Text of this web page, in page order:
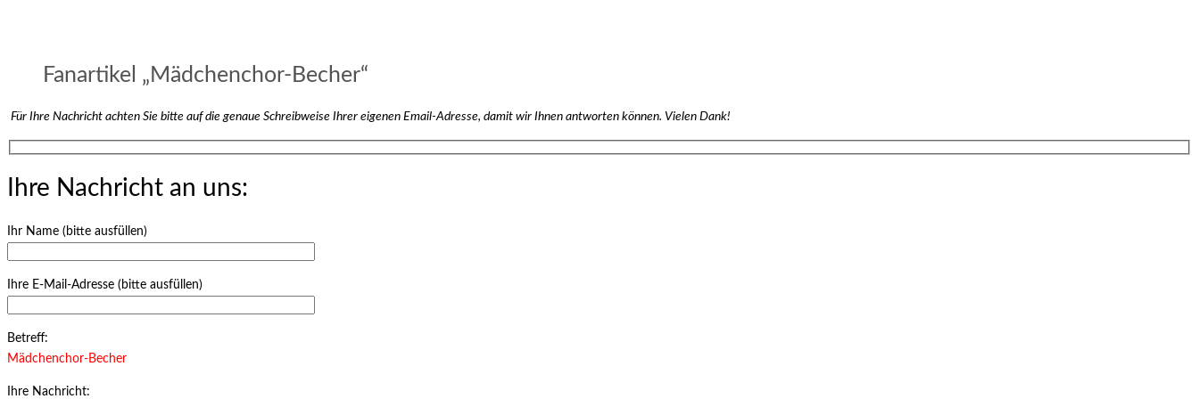
Fanartikel „Mädchenchor-Becher“
Für Ihre Nachricht achten Sie bitte auf die genaue Schreibweise Ihrer eigenen Email-Adresse, damit wir Ihnen antworten können. Vielen Dank!
Ihre Nachricht an uns:
Ihr Name (bitte ausfüllen)
Ihre E-Mail-Adresse (bitte ausfüllen)
Betreff:
Mädchenchor-Becher
Ihre Nachricht: